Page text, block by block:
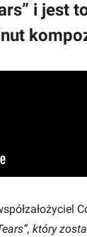
i jest
który